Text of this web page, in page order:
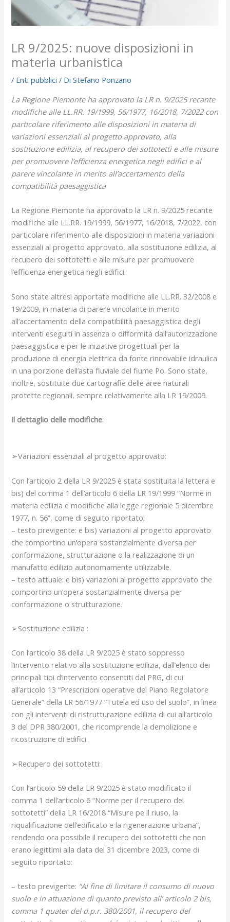
LR 9/2025: nuove disposizioni in
materia urbanistica
/ Enti pubblici / DiStefano Ponzano
La Regione Piemonte ha approvato la LR n. 9/2025 recante
modifiche alle LL.RR. 19/1999, 56/1977, 16/2018, 7/2022 con
particolare riferimento alle disposizioni in materia di
variazioni essenziali al progetto approvato, alla
sostituzione edilizia, al recupero dei sottotetti e alle misure
per promuovere l’efficienza energetica negli edifici e al
parere vincolante in merito all’accertamento della
compatibilità paesaggistica
La Regione Piemonte ha approvato la LR n. 9/2025 recante
modifiche alle LL.RR. 19/1999, 56/1977, 16/2018, 7/2022, con
particolare riferimento alle disposizioni in materia variazioni
essenziali al progetto approvato, alla sostituzione edilizia, al
recupero dei sottotetti e alle misure per promuovere
l’efficienza energetica negli edifici.
Sono state altresì apportate modifiche alle LL.RR. 32/2008 e
19/2009, in materia di parere vincolante in merito
all’accertamento della compatibilità paesaggistica degli
interventi eseguiti in assenza o difformità dall’autorizzazione
paesaggistica e per le iniziative progettuali per la
produzione di energia elettrica da fonte rinnovabile idraulica
in una porzione dell’asta fluviale del fiume Po. Sono state,
inoltre, sostituite due cartografie delle aree naturali
protette regionali, sempre relativamente alla LR 19/2009.
Il dettaglio delle modifiche:
➢Variazioni essenziali al progetto approvato:
Con l’articolo 2 della LR 9/2025 è stata sostituita la lettera e
bis) del comma 1 dell’articolo 6 della LR 19/1999 “Norme in
materia edilizia e modifiche alla legge regionale 5 dicembre
1977, n. 56”, come di seguito riportato:
– testo previgente: e bis) variazioni al progetto approvato
che comportino un’opera sostanzialmente diversa per
conformazione, strutturazione o la realizzazione di un
manufatto edilizio autonomamente utilizzabile.
– testo attuale: e bis) variazioni al progetto approvato che
comportino un’opera sostanzialmente diversa per
conformazione o strutturazione.
➢Sostituzione edilizia :
Con l’articolo 38 della LR 9/2025 è stato soppresso
l’intervento relativo alla sostituzione edilizia, dall’elenco dei
principali tipi d’intervento consentiti dal PRG, di cui
all’articolo 13 “Prescrizioni operative del Piano Regolatore
Generale” della LR 56/1977 “Tutela ed uso del suolo”, in linea
con gli interventi di ristrutturazione edilizia di cui all’articolo
3 del DPR 380/2001, che ricomprende la demolizione e
ricostruzione di edifici.
➢Recupero dei sottotetti:
Con l’articolo 59 della LR 9/2025 è stato modificato il
comma 1 dell’articolo 6 “Norme per il recupero dei
sottotetti” della LR 16/2018 “Misure pe il riuso, la
riqualificazione dell’edificato e la rigenerazione urbana”,
rendendo ora possibile il recupero dei sottotetti che non
erano legittimi alla data del 31 dicembre 2023, come di
seguito riportato:
– testo previgente: “Al fine di limitare il consumo di nuovo
suolo e in attuazione di quanto previsto all’ articolo 2 bis,
comma 1 quater del d.p.r. 380/2001, il recupero del